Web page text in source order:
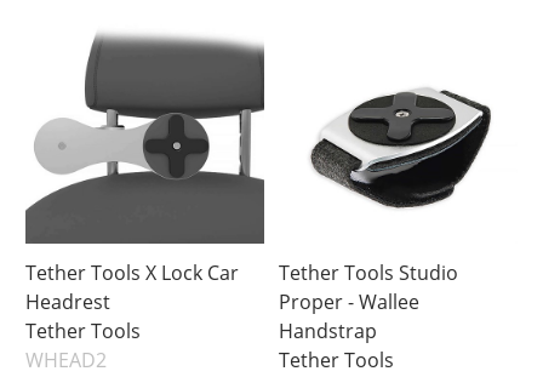
Tether Tools X Lock Car
Headrest
Tether Tools
WHEAD2
Tether Tools Studio
Proper - Wallee
Handstrap
Tether Tools